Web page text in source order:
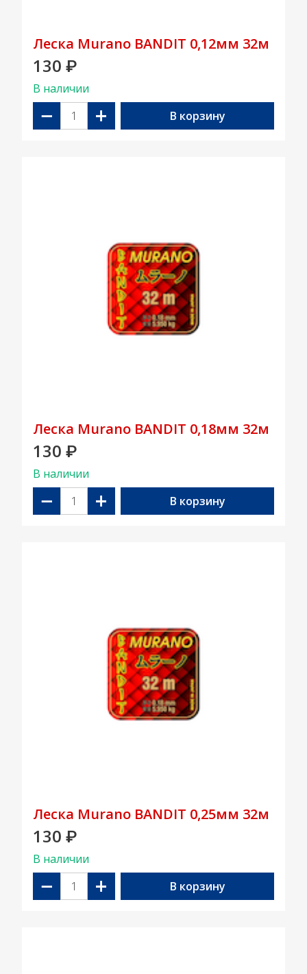
Леска Murano BANDIT 0,12мм 32м
130 ₽
В наличии
− + В корзину
Леска Murano BANDIT 0,18мм 32м
130 ₽
В наличии
− + В корзину
Леска Murano BANDIT 0,25мм 32м
130 ₽
В наличии
− + В корзину